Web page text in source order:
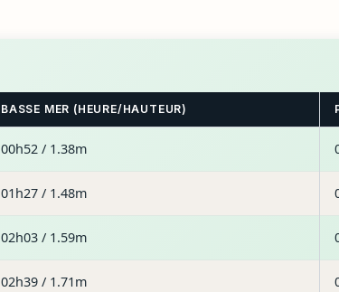
BASSE MER (HEURE/HAUTEUR)
00h52 / 1.38m
01h27 / 1.48m
02h03 / 1.59m
02h39 / 1.71m